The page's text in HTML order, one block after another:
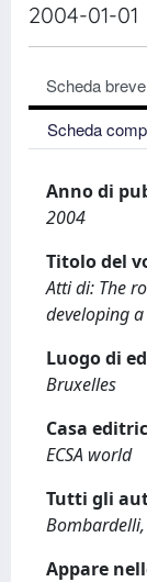
2004-01-01
Scheda breve
Scheda
Anno di
2004
Titolo del
Atti di: The
developing
Luogo di
Bruxelles
Casa
ECSA world
Tutti gli
Appare